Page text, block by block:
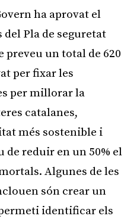
ha aprovat el
Pla de seguretat
preveu un total de 620
per fixar les
per millorar la
catalanes,
més sostenible i
de reduir en un 50% el
Algunes de les
són crear un
identificar els